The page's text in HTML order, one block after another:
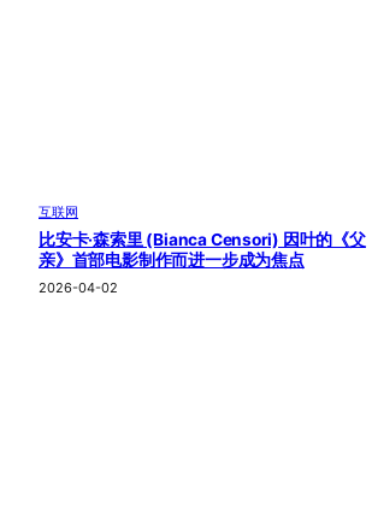
互联网
比安卡·森索里 (Bianca Censori) 因叶的《父
亲》首部电影制作而进一步成为焦点
2026-04-02